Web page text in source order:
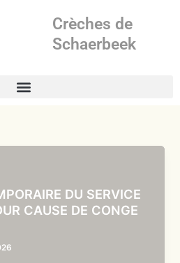
Crèches de
Schaerbeek
DU SERVICE
CAUSE DE CONGE